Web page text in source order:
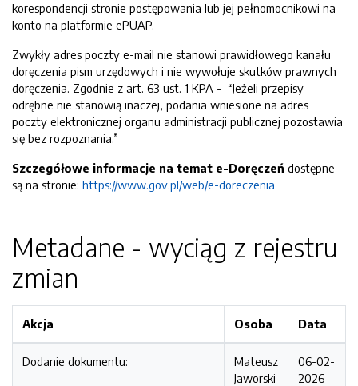
korespondencji stronie postępowania lub jej pełnomocnikowi na
konto na platformie ePUAP.
Zwykły adres poczty e-mail nie stanowi prawidłowego kanału
doręczenia pism urzędowych i nie wywołuje skutków prawnych
doręczenia. Zgodnie z art. 63 ust. 1 KPA - “Jeżeli przepisy
odrębne nie stanowią inaczej, podania wniesione na adres
poczty elektronicznej organu administracji publicznej pozostawia
się bez rozpoznania.”
Szczegółowe informacje na temat e-Doręczeń dostępne
są na stronie: https://www.gov.pl/web/e-doreczenia
Metadane - wyciąg z rejestru
zmian
Akcja Osoba Data
Dodanie dokumentu:
Mateusz
Jaworski
06-02-
2026